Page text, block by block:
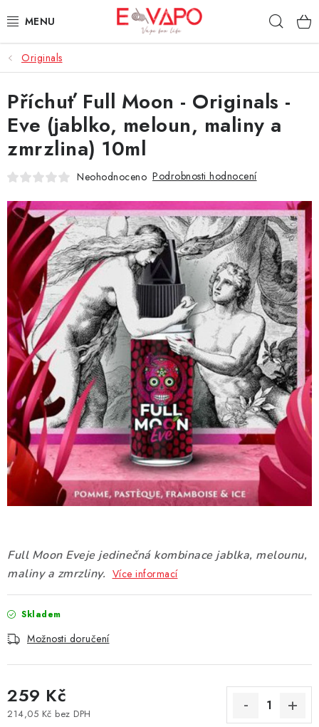
na
3D TISK
TIPY ZA DOBROU CENU
AROMATA A PŘÍCHUTĚ
BÁZE
E-LIQUIDY
E-CIGARETY
NIKOTINOVÉ SÁČKY
DÁRKOVÉ VOUCHERY
ATOMIZÉRY A CARTRIDGE
DIY
BATERIE A NABÍJEČKY
GRIPY & MODY
JEDNORÁZOVÉ A DOBÍJECÍ E-CIGARETY
PŘÍSLUŠENSTVÍ
ZNAČKY
Originals
Full Moon Eveje jedinečná kombinace jablka, melounu,
maliny a zmrzliny. Více informací
Skladem
Možnosti doručení
259 Kč
214,05 Kč bez DPH
Příchuť Full Moon - Originals -
Eve (jablko, meloun, maliny a
zmrzlina) 10ml
Neohodnoceno Podrobnosti hodnocení